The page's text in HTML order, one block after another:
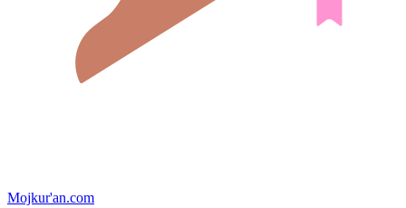
Mojkur'an.com